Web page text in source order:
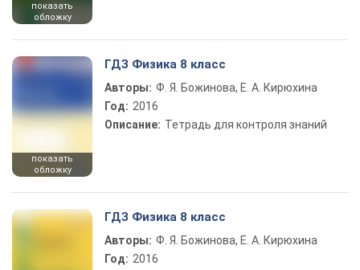
показать
обложку
показать
обложку
ГДЗ Физика 8 класс
Авторы: Ф. Я. Божинова, Е. А. Кирюхина
Год: 2016
Описание: Тетрадь для контроля знаний
ГДЗ Физика 8 класс
Авторы: Ф. Я. Божинова, Е. А. Кирюхина
Год: 2016